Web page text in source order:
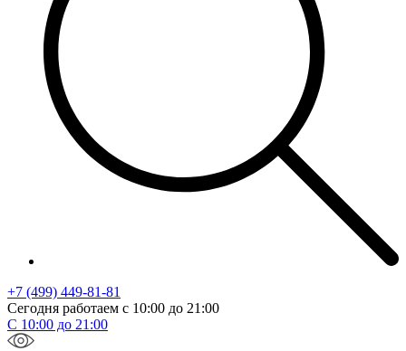
+7 (499) 449-81-81
Сегодня работаем с 10:00 до 21:00
С 10:00 до 21:00